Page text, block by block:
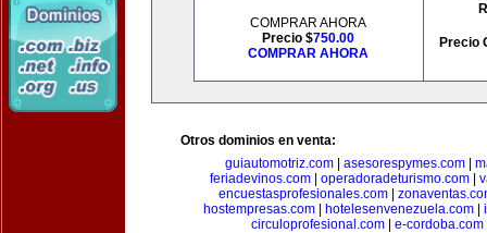
COMPRAR AHORA
Precio $750.00
COMPRAR AHORA
Precio
Otros dominios en venta:
guiautomotriz.com
asesorespymes.com
feriadevinos.com
operadoradeturismo.com
encuestasprofesionales.com
hostempresas.com
hotelesenvenezuela.com
circuloprofesional.com| e-cordoba.com